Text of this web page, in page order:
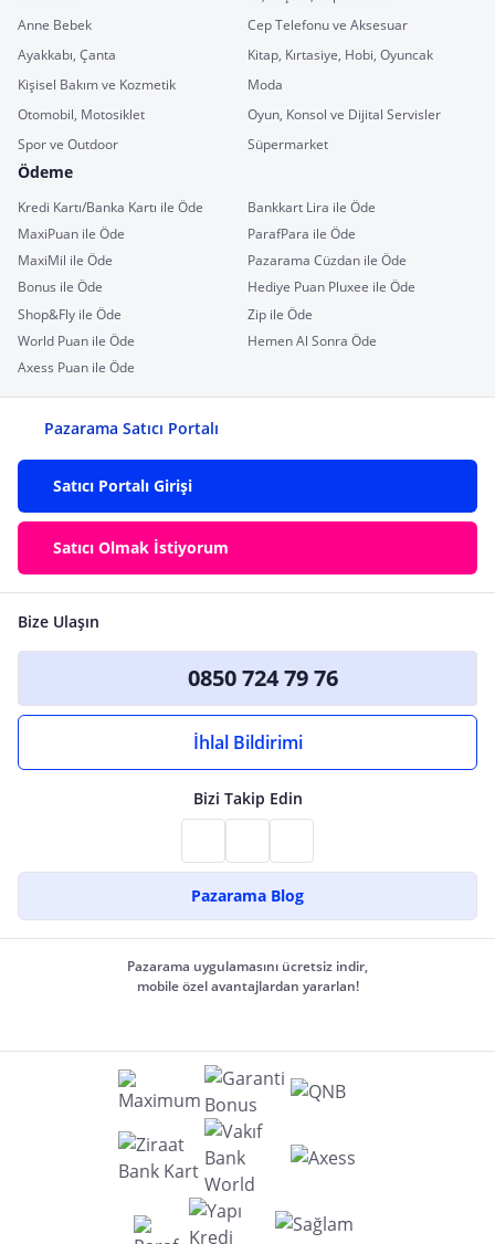
Anne Bebek
Cep Telefonu ve Aksesuar
Ayakkabı, Çanta
Kitap, Kırtasiye, Hobi, Oyuncak
Kişisel Bakım ve Kozmetik
Moda
Otomobil, Motosiklet
Oyun, Konsol ve Dijital Servisler
Spor ve Outdoor
Süpermarket
Ödeme
Kredi Kartı/Banka Kartı ile Öde
Bankkart Lira ile Öde
MaxiPuan ile Öde
ParafPara ile Öde
MaxiMil ile Öde
Pazarama Cüzdan ile Öde
Bonus ile Öde
Hediye Puan Pluxee ile Öde
Shop&Fly ile Öde
Zip ile Öde
World Puan ile Öde
Hemen Al Sonra Öde
Axess Puan ile Öde
Pazarama Satıcı Portalı
Satıcı Portalı Girişi
Satıcı Olmak İstiyorum
Bize Ulaşın
0850 724 79 76
İhlal Bildirimi
Bizi Takip Edin
Pazarama Blog
Pazarama uygulamasını ücretsiz indir,
mobile özel avantajlardan yararlan!